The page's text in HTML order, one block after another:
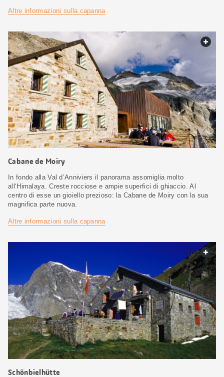
Altre informazioni sulla capanna
Cabane de Moiry
In fondo alla Val d’Anniviers il panorama assomiglia molto
all‘Himalaya. Creste rocciose e ampie superfici di ghiaccio. Al
centro di esse un gioiello prezioso: la Cabane de Moiry con la sua
magnifica parte nuova.
Altre informazioni sulla capanna
Schönbielhütte